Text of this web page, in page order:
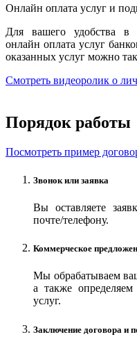
Онлайн оплата услуг и
Для вашего удобства в
онлайн оплата услуг
оказанных услуг можно
Смотреть видеоролик о
Порядок работы
Посмотреть пример
Звонок или заявка
Вы оставляете
почте/телефону.
Коммерческое
Мы обрабатываем
а также
услуг.
Заключение договора и